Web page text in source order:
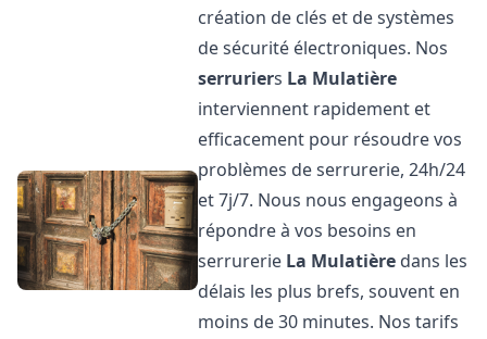
création de clés et de systèmes
de sécurité électroniques. Nos
serruriers La Mulatière
interviennent rapidement et
efficacement pour résoudre vos
problèmes de serrurerie, 24h/24
et 7j/7. Nous nous engageons à
répondre à vos besoins en
serrurerie La Mulatière dans les
délais les plus brefs, souvent en
moins de 30 minutes. Nos tarifs